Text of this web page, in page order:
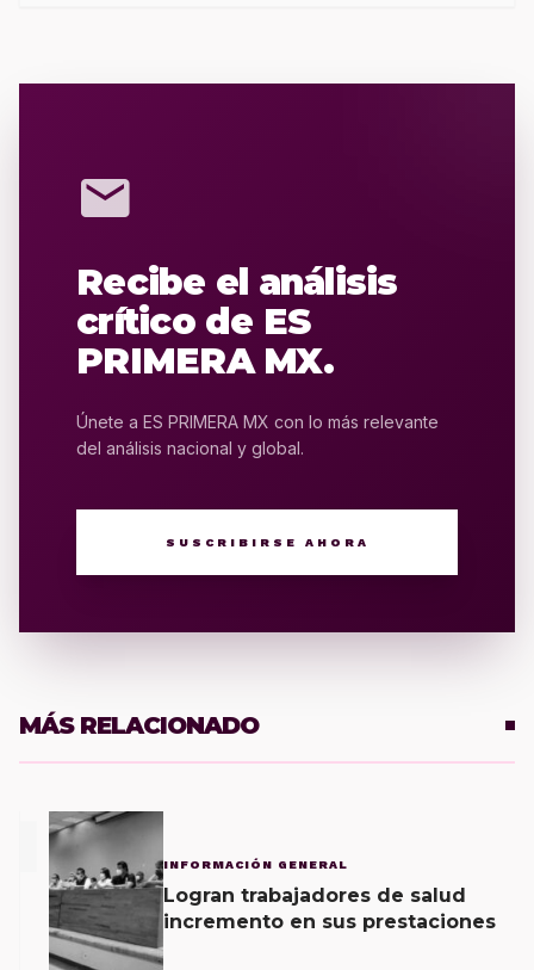
mail
Recibe el análisis
crítico de ES
PRIMERA MX.
Únete a ES PRIMERA MX con lo más relevante
del análisis nacional y global.
SUSCRIBIRSE AHORA
MÁS RELACIONADO
INFORMACIÓN GENERAL
Logran trabajadores de salud
incremento en sus prestaciones